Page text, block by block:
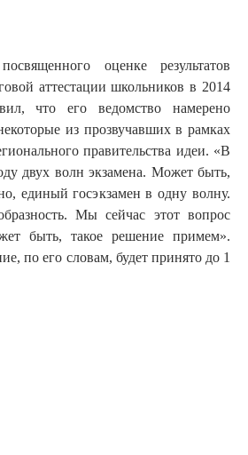
оценке результатов
аттестации школьников в 2014
что его ведомство намерено
из прозвучавших в рамках
правительства идеи. «В
двух волн экзамена. Может быть,
единый госэкзамен в одну волну.
Мы сейчас этот вопрос
быть, такое решение примем».
по его словам, будет принято до 1